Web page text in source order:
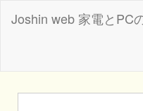
Joshin web 家電とPC